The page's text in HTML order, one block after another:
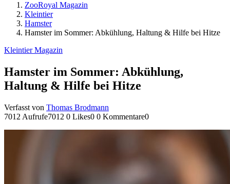
ZooRoyal Magazin
Kleintier
Hamster
Hamster im Sommer: Abkühlung, Haltung & Hilfe bei Hitze
Kleintier Magazin
Hamster im Sommer: Abkühlung,
Haltung & Hilfe bei Hitze
Verfasst von Thomas Brodmann
7012 Aufrufe7012 0 Likes0 0 Kommentare0